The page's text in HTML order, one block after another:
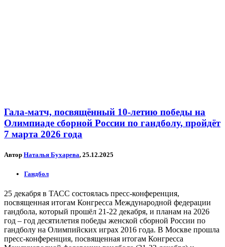
Гала-матч, посвящённый 10-летию победы на
Олимпиаде сборной России по гандболу, пройдёт
7 марта 2026 года
Автор Наталья Бухарева, 25.12.2025
Гандбол
25 декабря в ТАСС состоялась пресс-конференция,
посвященная итогам Конгресса Международной федерации
гандбола, который прошёл 21-22 декабря, и планам на 2026
год – год десятилетия победы женской сборной России по
гандболу на Олимпийских играх 2016 года. В Москве прошла
пресс-конференция, посвященная итогам Конгресса